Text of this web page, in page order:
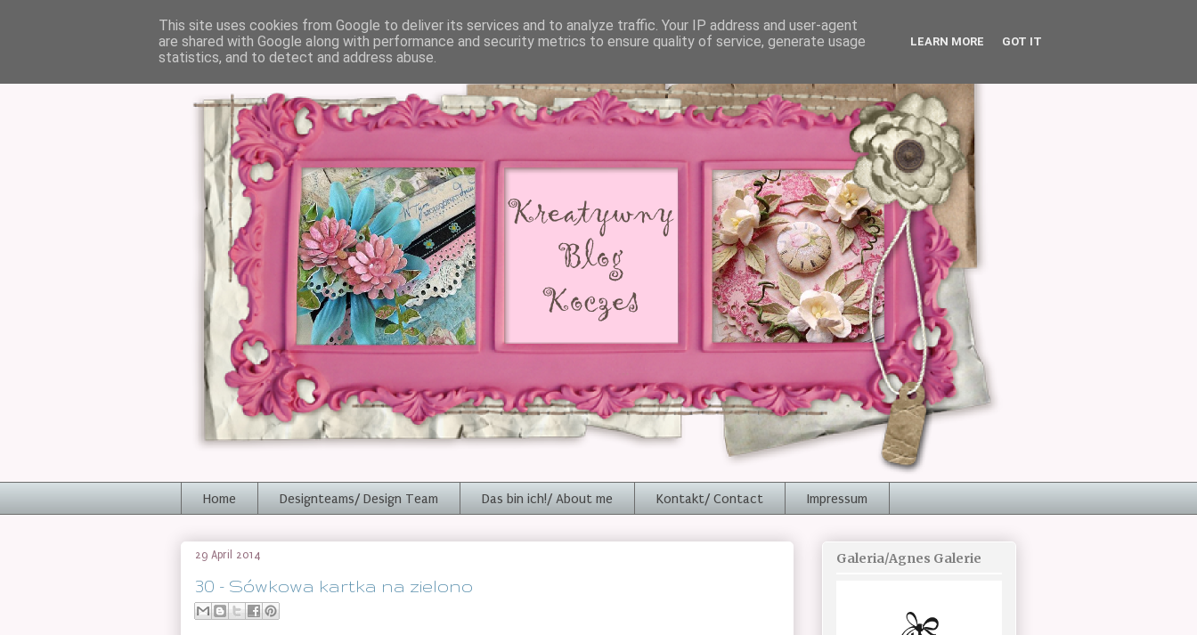
Home Designteams/ Design Team Das bin ich!/ About me Kontakt/ Contact Impressum
29 April 2014
30 - Sówkowa kartka na zielono
Galeria/Agnes Galerie
This site uses cookies from Google to deliver its services and to analyze traffic. Your IP address and user-agent
are shared with Google along with performance and security metrics to ensure quality of service, generate usage
statistics, and to detect and address abuse.
LEARN MORE GOT IT